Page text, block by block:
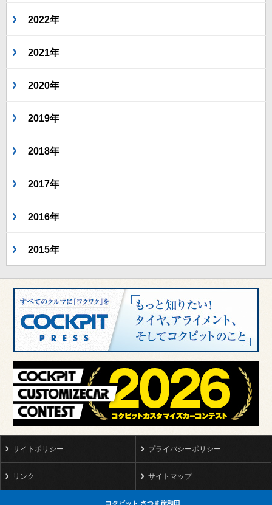
2022年
2021年
2020年
2019年
2018年
2017年
2016年
2015年
サイトポリシー プライバシーポリシー
リンク サイトマップ
コクピット さつま岸和田